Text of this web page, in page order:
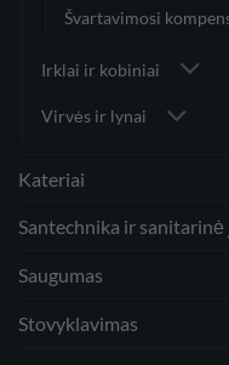
Švartavimosi
Irklai ir kobiniai
Virvės ir lynai
Kateriai
Santechnika ir sanitarinė
Saugumas
Stovyklavimas